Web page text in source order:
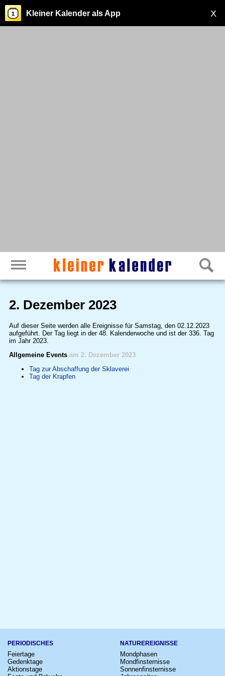
X
Kleiner Kalender als App
2. Dezember 2023
Auf dieser Seite werden alle Ereignisse für Samstag, den 02.12.2023
aufgeführt. Der Tag liegt in der 48. Kalenderwoche und ist der 336. Tag
im Jahr 2023.
Allgemeine Events am 2. Dezember 2023
Tag zur Abschaffung der Sklaverei
Tag der Krapfen
PERIODISCHES
Feiertage
Gedenktage
Aktionstage
NATUREREIGNISSE
Mondphasen
Mondfinsternisse
Sonnenfinsternisse